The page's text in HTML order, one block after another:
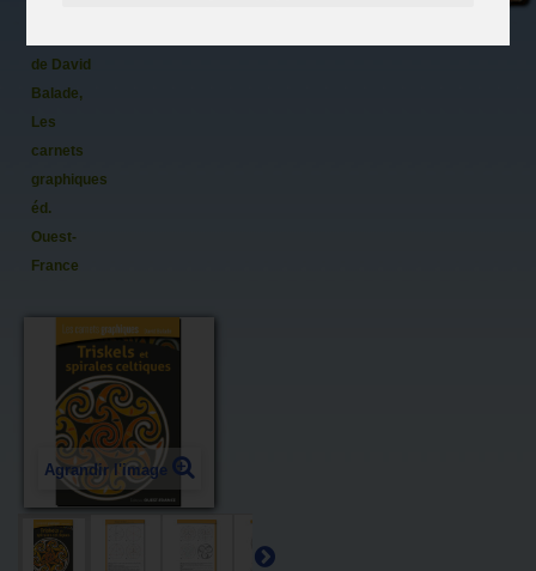
de David
Balade,
Les
carnets
graphiques,
éd.
Ouest-
France
Agrandir l'image